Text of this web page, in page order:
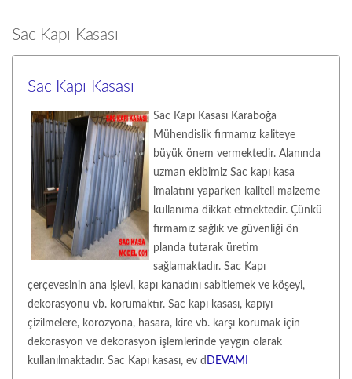
Sac Kapı Kasası
Sac Kapı Kasası
Sac Kapı Kasası Karaboğa
Mühendislik firmamız kaliteye
büyük önem vermektedir. Alanında
uzman ekibimiz Sac kapı kasa
imalatını yaparken kaliteli malzeme
kullanıma dikkat etmektedir. Çünkü
firmamız sağlık ve güvenliği ön
planda tutarak üretim
sağlamaktadır. Sac Kapı
çerçevesinin ana işlevi, kapı kanadını sabitlemek ve köşeyi,
dekorasyonu vb. korumaktır. Sac kapı kasası, kapıyı
çizilmelere, korozyona, hasara, kire vb. karşı korumak için
dekorasyon ve dekorasyon işlemlerinde yaygın olarak
kullanılmaktadır. Sac Kapı kasası, ev d DEVAMI